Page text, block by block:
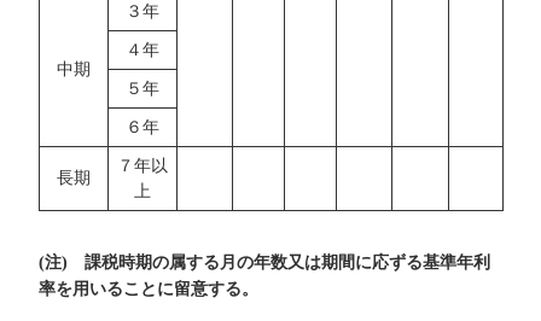
中期
３年
４年
５年
６年
長期
７年以
上
(注) 課税時期の属する月の年数又は期間に応ずる基準年利
率を用いることに留意する。